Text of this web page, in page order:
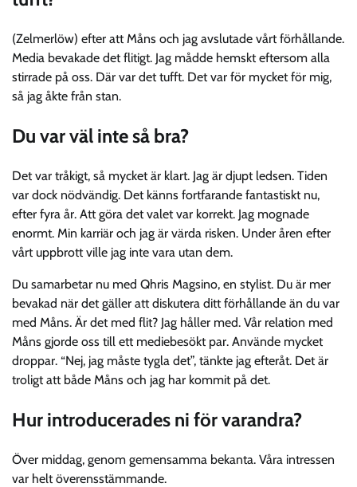
(Zelmerlöw) efter att Måns och jag avslutade vårt förhållande.
Media bevakade det flitigt. Jag mådde hemskt eftersom alla
stirrade på oss. Där var det tufft. Det var för mycket för mig,
så jag åkte från stan.
Du var väl inte så bra?
Det var tråkigt, så mycket är klart. Jag är djupt ledsen. Tiden
var dock nödvändig. Det känns fortfarande fantastiskt nu,
efter fyra år. Att göra det valet var korrekt. Jag mognade
enormt. Min karriär och jag är värda risken. Under åren efter
vårt uppbrott ville jag inte vara utan dem.
Du samarbetar nu med Qhris Magsino, en stylist. Du är mer
bevakad när det gäller att diskutera ditt förhållande än du var
med Måns. Är det med flit? Jag håller med. Vår relation med
Måns gjorde oss till ett mediebesökt par. Använde mycket
droppar. “Nej, jag måste tygla det”, tänkte jag efteråt. Det är
troligt att både Måns och jag har kommit på det.
Hur introducerades ni för varandra?
Över middag, genom gemensamma bekanta. Våra intressen
var helt överensstämmande.